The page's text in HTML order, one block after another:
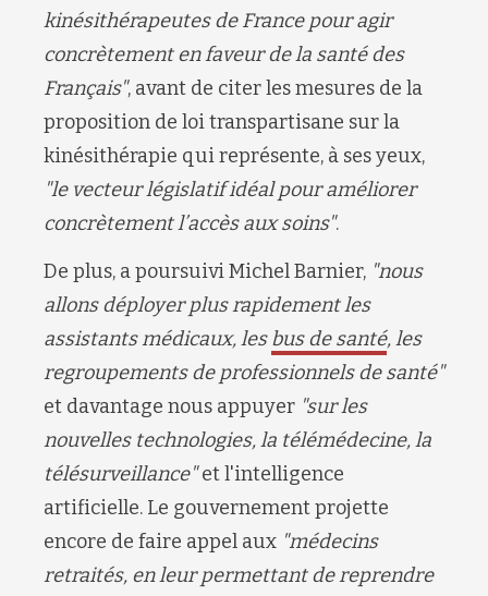
kinésithérapeutes de France pour agir
concrètement en faveur de la santé des
Français", avant de citer les mesures de la
proposition de loi transpartisane sur la
kinésithérapie qui représente, à ses yeux,
"le vecteur législatif idéal pour améliorer
concrètement l’accès aux soins".
De plus, a poursuivi Michel Barnier, "nous
allons déployer plus rapidement les
assistants médicaux, lesbus de santé, les
regroupements de professionnels de santé"
et davantage nous appuyer "sur les
nouvelles technologies, la télémédecine, la
télésurveillance"et l'intelligence
artificielle. Le gouvernement projette
encore de faire appel aux "médecins
retraités, en leur permettant de reprendre